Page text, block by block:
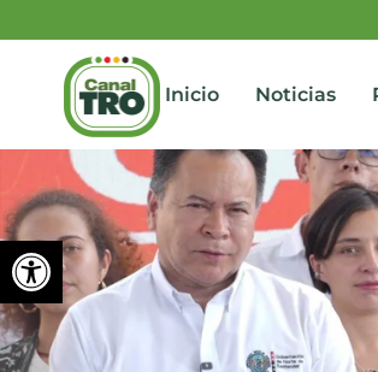
Abrir barra de
Inicio Noticias